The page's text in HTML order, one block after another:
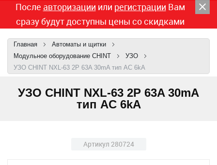
После авторизации или регистрации Вам
сразу будут доступны цены со скидками
Главная
Автоматы и щитки
Модульное оборудование CHINT
УЗО
УЗО CHINT NXL-63 2P 63A 30mA тип AC 6kA
УЗО CHINT NXL-63 2P 63A 30mA
тип AC 6kA
Артикул 280724